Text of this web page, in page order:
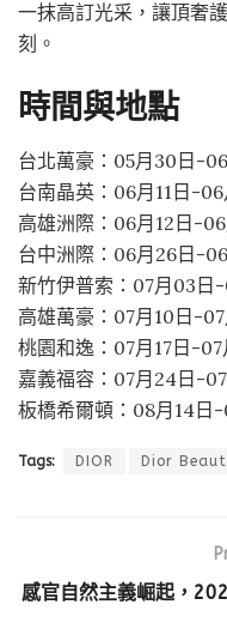
一抹高訂光采，讓頂奢
刻。
時間與地點
台北萬豪：05月30日-
台南晶英：06月11日-06
高雄洲際：06月12日-06
台中洲際：06月26日-
新竹伊普索：07月03日-
高雄萬豪：07月10日-07
桃園和逸：07月17日-07
嘉義福容：07月24日-07
板橋希爾頓：08月14日-
Tags: DIOR Dior
感官自然主義崛起，